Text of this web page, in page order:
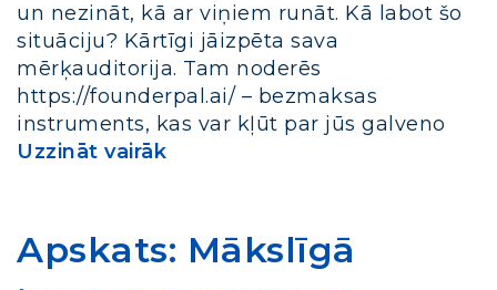
un nezināt, kā ar viņiem runāt. Kā labot šo
situāciju? Kārtīgi jāizpēta sava
mērķauditorija. Tam noderēs
https://founderpal.ai/ – bezmaksas
instruments, kas var kļūt par jūs galveno
Uzzināt vairāk
Apskats: Mākslīgā